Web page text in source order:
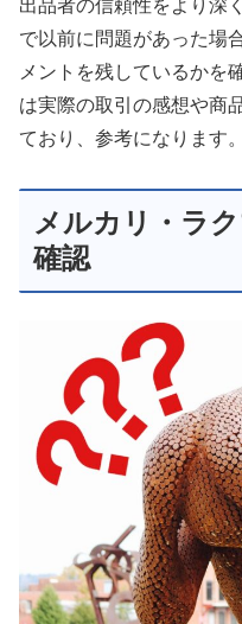
出品者の信頼性をより深
で以前に問題があった場
メントを残しているかを
は実際の取引の感想や商
ており、参考になります。
メルカリ・ラ
確認